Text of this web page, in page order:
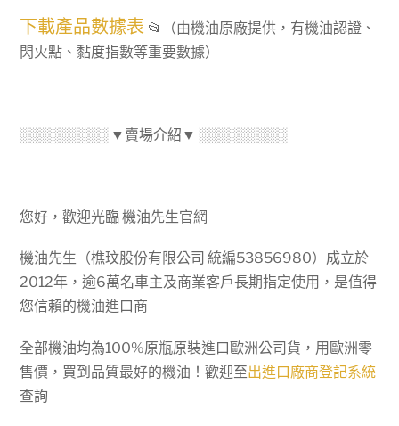
Ｍ
G
系，
排
量
渦
輪
雙
效
合
下載產品數據表 📂（由機油原廠提供，有機油認證、
閃火點、黏度指數等重要數據）
░░░░░░░░░ ▼賣場介紹▼ ░░░░░░░░░
您好，歡迎光臨 機油先生官網
機油先生（樵玟股份有限公司 統編53856980）成立於
2012年，逾6萬名車主及商業客戶長期指定使用，是值得
您信賴的機油進口商
全部機油均為100%原瓶原裝進口歐洲公司貨，用歐洲零
售價，買到品質最好的機油！歡迎至出進口廠商登記系統
查詢